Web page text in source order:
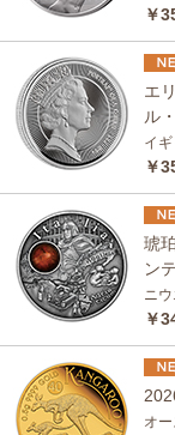
￥
エ
ル
イ
￥
琥
ン
ニウ
￥
オ